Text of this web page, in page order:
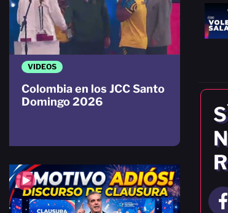
VIDEOS
Colombia en los JCC Santo
Domingo 2026